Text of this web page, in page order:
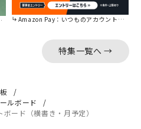
Amazon Pay：いつものアカウントで簡単に決済可能。
特集一覧へ →
ルボード
ード（横書き・月予定）